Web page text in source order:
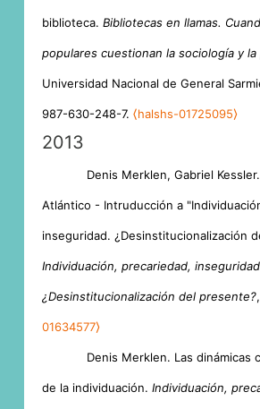
biblioteca. Bibliotecas en llamas.
populares cuestionan la sociología y la
Universidad Nacional de General
987-630-248-7. ⟨halshs-01725095⟩
2013
Denis Merklen, Gabriel
Atlántico - Intruducción a
inseguridad. ¿Desinstitucionalización
Individuación, precariedad,
¿Desinstitucionalización del presente?
01634577⟩
Denis Merklen. Las dinámicas
de la individuación. Individuación,